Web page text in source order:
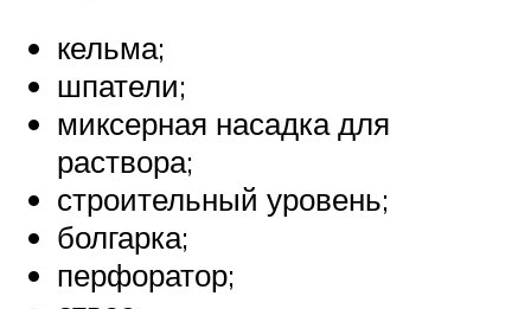
кельма;
шпатели;
миксерная насадка для
раствора;
строительный уровень;
болгарка;
перфоратор;